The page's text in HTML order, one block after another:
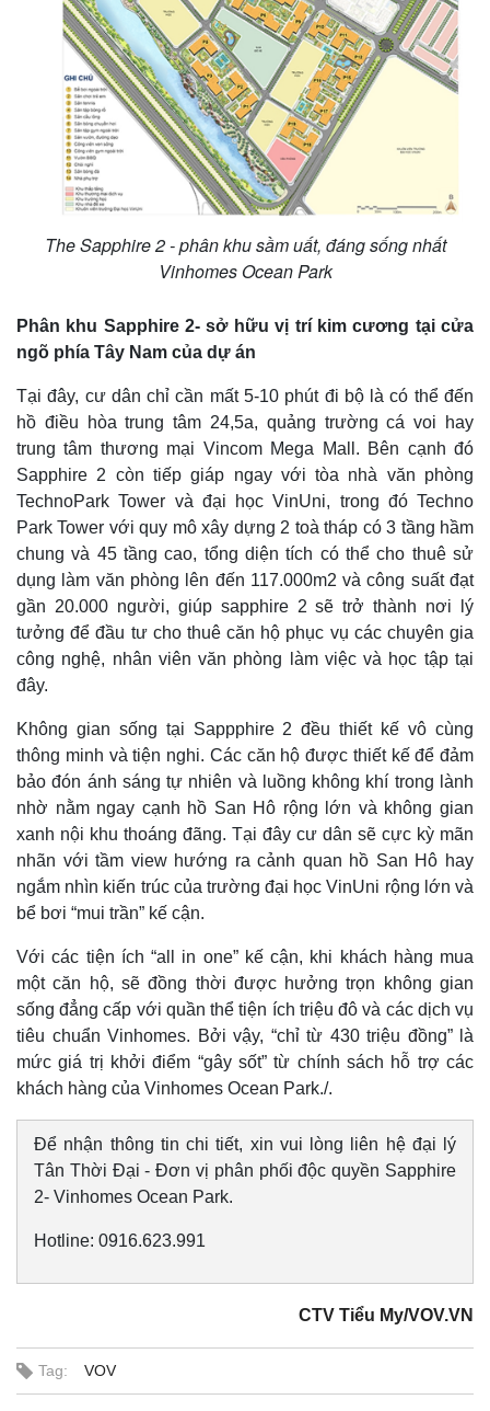
Kinh tế
Khởi nghiệp
Thị trường
Tiêu dùng
Tỷ giá
Chứng khoán
Giá cà phê
The Sapphire 2 - phân khu sầm uất, đáng sống nhất
Vinhomes Ocean Park
Phân khu Sapphire 2- sở hữu vị trí kim cương tại cửa
ngõ phía Tây Nam của dự án
Tại đây, cư dân chỉ cần mất 5-10 phút đi bộ là có thể đến
hồ điều hòa trung tâm 24,5a, quảng trường cá voi hay
trung tâm thương mại Vincom Mega Mall. Bên cạnh đó
Sapphire 2 còn tiếp giáp ngay với tòa nhà văn phòng
TechnoPark Tower và đại học VinUni, trong đó Techno
Park Tower với quy mô xây dựng 2 toà tháp có 3 tầng hầm
chung và 45 tầng cao, tổng diện tích có thể cho thuê sử
dụng làm văn phòng lên đến 117.000m2 và công suất đạt
gần 20.000 người, giúp sapphire 2 sẽ trở thành nơi lý
tưởng để đầu tư cho thuê căn hộ phục vụ các chuyên gia
công nghệ, nhân viên văn phòng làm việc và học tập tại
đây.
Không gian sống tại Sappphire 2 đều thiết kế vô cùng
thông minh và tiện nghi. Các căn hộ được thiết kế để đảm
bảo đón ánh sáng tự nhiên và luồng không khí trong lành
nhờ nằm ngay cạnh hồ San Hô rộng lớn và không gian
xanh nội khu thoáng đãng. Tại đây cư dân sẽ cực kỳ mãn
nhãn với tầm view hướng ra cảnh quan hồ San Hô hay
ngắm nhìn kiến trúc của trường đại học VinUni rộng lớn và
bể bơi “mui trần” kế cận.
Với các tiện ích “all in one” kế cận, khi khách hàng mua
một căn hộ, sẽ đồng thời được hưởng trọn không gian
sống đẳng cấp với quần thể tiện ích triệu đô và các dịch vụ
tiêu chuẩn Vinhomes. Bởi vậy, “chỉ từ 430 triệu đồng” là
mức giá trị khởi điểm “gây sốt” từ chính sách hỗ trợ các
khách hàng của Vinhomes Ocean Park./.
Để nhận thông tin chi tiết, xin vui lòng liên hệ đại lý
Tân Thời Đại - Đơn vị phân phối độc quyền Sapphire
2- Vinhomes Ocean Park.
Hotline: 0916.623.991
CTV Tiểu My/VOV.VN
Tag: VOV